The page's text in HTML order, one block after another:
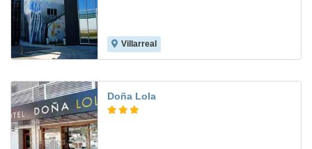
Villarreal
Doña Lola